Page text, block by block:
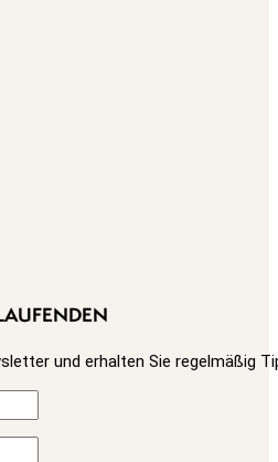
und erhalten Sie regelmäßig